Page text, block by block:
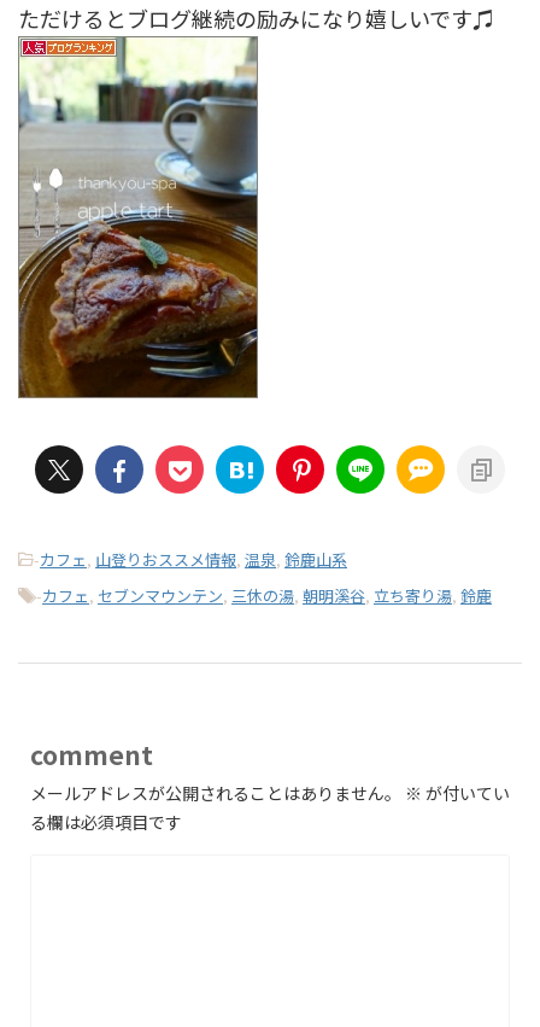
ただけるとブログ継続の励みになり嬉しいです♫
-カフェ, 山登りおススメ情報, 温泉, 鈴鹿山系
-カフェ, セブンマウンテン, 三休の湯, 朝明溪谷, 立ち寄り湯, 鈴鹿
comment
メールアドレスが公開されることはありません。 ※ が付いてい
る欄は必須項目です